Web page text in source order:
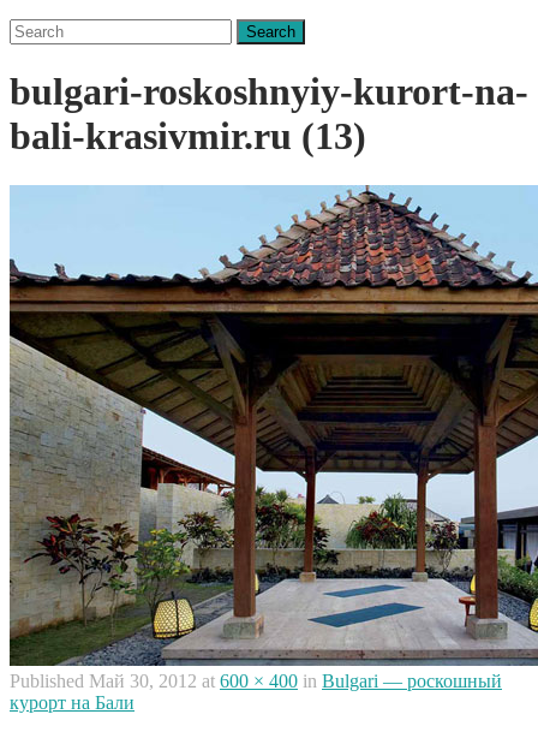
Search
for:
bulgari-roskoshnyiy-kurort-na-
bali-krasivmir.ru (13)
Published Май 30, 2012 at 600 × 400 in Bulgari — роскошный
курорт на Бали